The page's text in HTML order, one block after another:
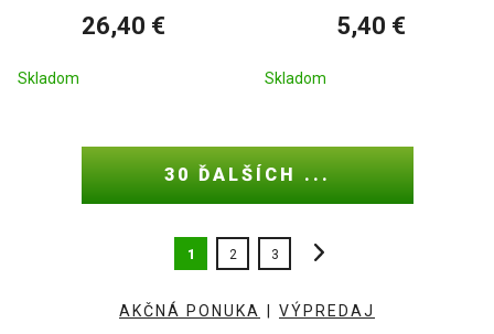
26,40 €
Skladom
5,40 €
Skladom
30 ĎALŠÍCH ...
1 2 3
AKČNÁ PONUKA VÝPREDAJ